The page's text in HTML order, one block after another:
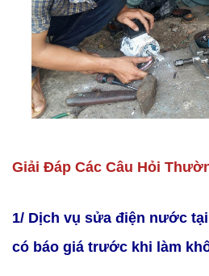
Giải Đáp Các Câu Hỏi
1/ Dịch vụ sửa điện nước
có báo giá trước khi làm